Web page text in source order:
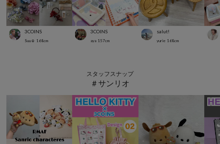
3COINS
Suu☺︎ 168cm
3COINS
aya 157cm
salut!
yurie 168cm
スタッフスナップ
＃サンリオ